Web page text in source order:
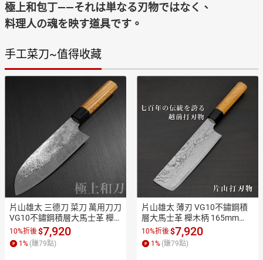
極上和包丁——それは単なる刃物ではなく、
料理人の魂を映す道具です。
手工菜刀~值得收藏
片山雄太 三德刀 菜刀 萬用刀刀
VG10不鏽鋼積層大馬士革 櫸
木柄 165mm【極上和刀】【日
本高品質菜刀】【APP滿額下
單10%點數(單一帳號最高1500
10%折後$7,920
1 % (賺79點)
片山雄太 薄刃 VG10不鏽鋼積
層大馬士革 櫸木柄 165mm
【極上和刀】【日本高品質菜
刀】【APP滿額下單10%點數
(單一帳號最高1500點)】8/31
10%折後$7,920
1 % (賺79點)